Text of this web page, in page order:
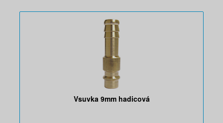
Vsuvka 9mm hadicová